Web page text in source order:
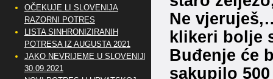
Ne
klikeri bolje
Buđenje će
sakupilo
OČEKUJE LI SLOVENIJA
RAZORNI POTRES
LISTA SINHRONIZIRANIH
POTRESA IZ AUGUSTA 2021
JAKO NEVRIJEME U SLOVENIJI
30.09.2021